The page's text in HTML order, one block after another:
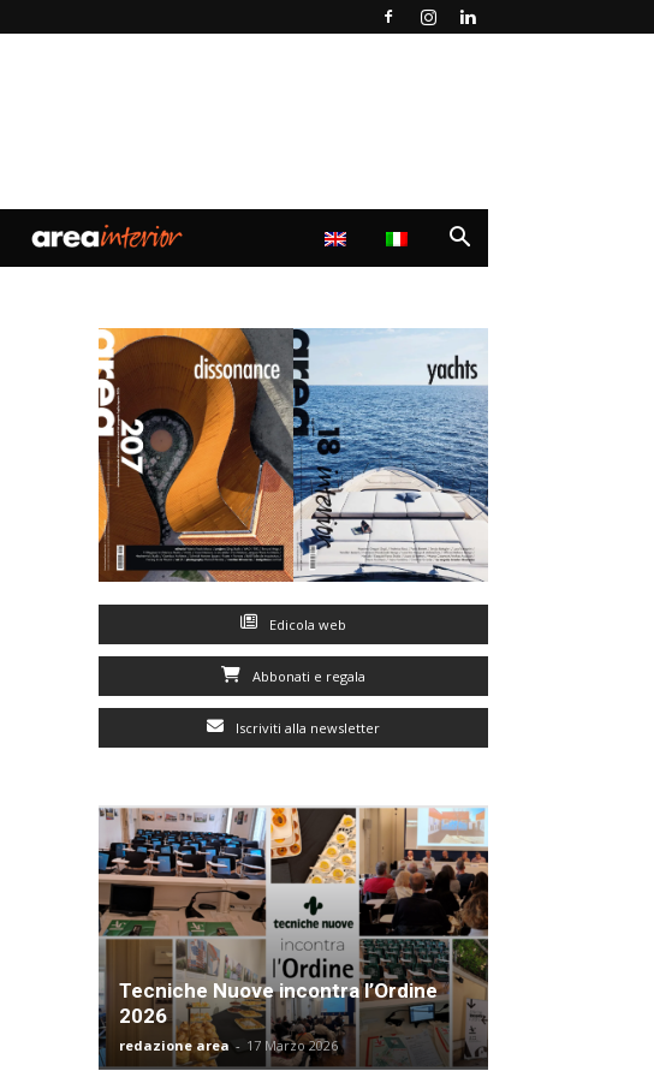
Edicola web
Abbonati e regala
Iscriviti alla newsletter
Tecniche Nuove incontra l’Ordine
2026
redazione area - 17 Marzo 2026